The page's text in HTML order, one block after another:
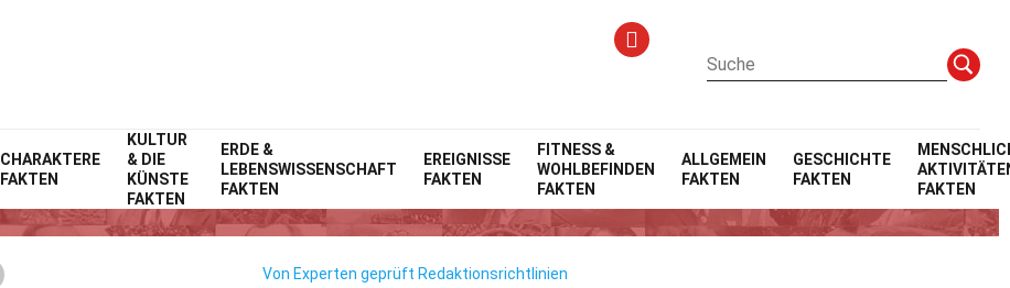
CHARAKTERE
FAKTEN
KULTUR
& DIE
KÜNSTE
FAKTEN
ERDE &
LEBENSWISSENSCHAFT
FAKTEN
EREIGNISSE
FAKTEN
FITNESS &
WOHLBEFINDEN
FAKTEN
ALLGEMEIN
FAKTEN
GESCHICHTE
FAKTEN
FAKTEN
Home WeltFakten
25 Fakten Über Hilton Head
Von Experten geprüft Redaktionsrichtlinien